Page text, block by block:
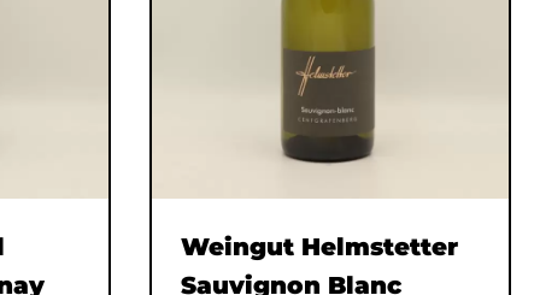
Weingut Helmstetter
Sauvignon Blanc